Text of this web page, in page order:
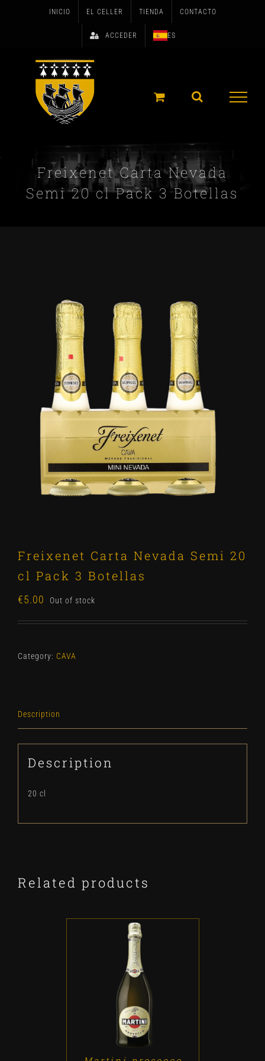
INICIO EL CELLER TIENDA CONTACTO
ACCEDER ES
Freixenet Carta Nevada
Semi 20 cl Pack 3 Botellas
Freixenet Carta Nevada Semi 20
cl Pack 3 Botellas
€5.00 Out of stock
Category: CAVA
Description
Description
20 cl
Related products
ADD TO CART DETALLES